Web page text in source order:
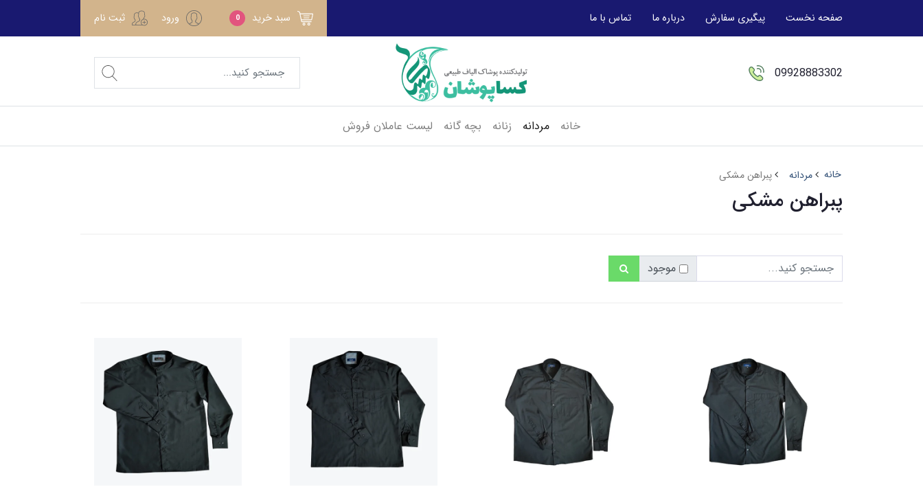
صفحه نخست پیگیری سفارش درباره ما تماس با ما سبد خرید 0 ورود ثبت نام
09928883302
خانه مردانه زنانه بچه گانه لیست عاملان فروش
خانه مردانه پبراهن مشکی
پبراهن مشکی
موجود